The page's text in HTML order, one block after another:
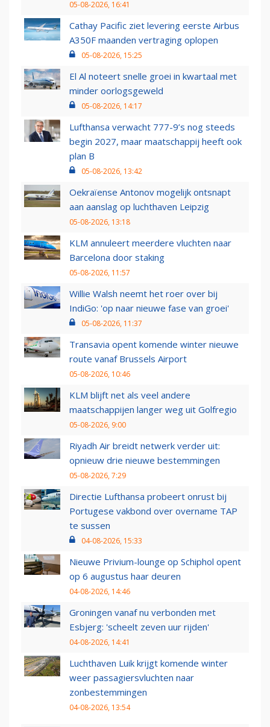
05-08-2026, 16:41
Cathay Pacific ziet levering eerste Airbus
A350F maanden vertraging oplopen
05-08-2026, 15:25
El Al noteert snelle groei in kwartaal met
minder oorlogsgeweld
05-08-2026, 14:17
Lufthansa verwacht 777-9’s nog steeds
begin 2027, maar maatschappij heeft ook
plan B
05-08-2026, 13:42
Oekraïense Antonov mogelijk ontsnapt
aan aanslag op luchthaven Leipzig
05-08-2026, 13:18
KLM annuleert meerdere vluchten naar
Barcelona door staking
05-08-2026, 11:57
Willie Walsh neemt het roer over bij
IndiGo: 'op naar nieuwe fase van groei'
05-08-2026, 11:37
Transavia opent komende winter nieuwe
route vanaf Brussels Airport
05-08-2026, 10:46
KLM blijft net als veel andere
maatschappijen langer weg uit Golfregio
05-08-2026, 9:00
Riyadh Air breidt netwerk verder uit:
opnieuw drie nieuwe bestemmingen
05-08-2026, 7:29
Directie Lufthansa probeert onrust bij
Portugese vakbond over overname TAP
te sussen
04-08-2026, 15:33
Nieuwe Privium-lounge op Schiphol opent
op 6 augustus haar deuren
04-08-2026, 14:46
Groningen vanaf nu verbonden met
Esbjerg: 'scheelt zeven uur rijden'
04-08-2026, 14:41
Luchthaven Luik krijgt komende winter
weer passagiersvluchten naar
zonbestemmingen
04-08-2026, 13:54